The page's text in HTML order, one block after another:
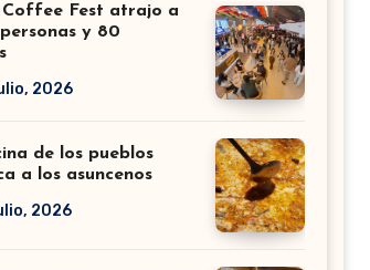
Coffee Fest atrajo a
y 80
2026
de los pueblos
a los asuncenos
2026